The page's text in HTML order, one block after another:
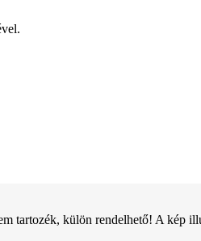
külön rendelhető! A kép